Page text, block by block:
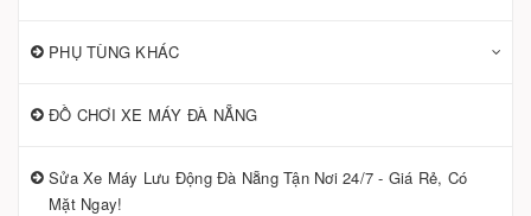
PHỤ TÙNG KHÁC
ĐỒ CHƠI XE MÁY ĐÀ NẴNG
Sửa Xe Máy Lưu Động Đà Nẵng Tận Nơi 24/7 - Giá Rẻ, Có
Mặt Ngay!